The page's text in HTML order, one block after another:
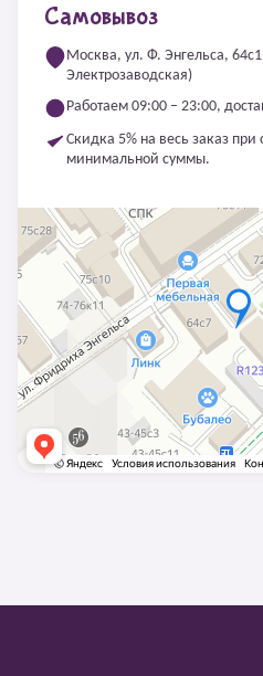
Самовывоз
Москва, ул. Ф. Энгельса,
Электрозаводская)
Работаем 09:00 – 23:00,
Скидка 5% на весь заказ
минимальной суммы.